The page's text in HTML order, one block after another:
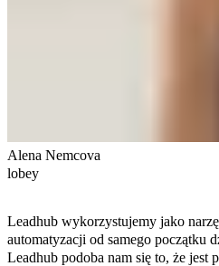
Alena Nemcova
lobey
Leadhub wykorzystujemy jako
automatyzacji od samego początku
Leadhub podoba nam się to, że jest